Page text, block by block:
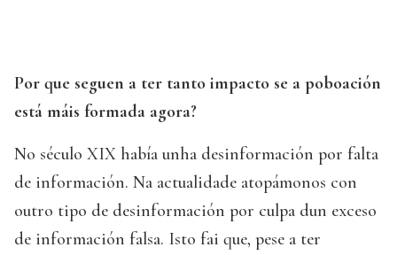
Por que seguen a ter tanto impacto se a poboación
está máis formada agora?
No século XIX había unha desinformación por falta
de información. Na actualidade atopámonos con
outro tipo de desinformación por culpa dun exceso
de información falsa. Isto fai que, pese a ter